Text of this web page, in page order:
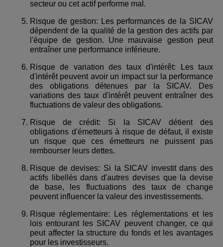
secteur ou cet actif performe mal.
Risque de gestion: Les performances de la SICAV
dépendent de la qualité de la gestion des actifs par
l'équipe de gestion. Une mauvaise gestion peut
entraîner une performance inférieure.
Risque de variation des taux d'intérêt: Les taux
d'intérêt peuvent avoir un impact sur la performance
des obligations détenues par la SICAV. Des
variations des taux d'intérêt peuvent entraîner des
fluctuations de valeur des obligations.
Risque de crédit: Si la SICAV détient des
obligations d'émetteurs à risque de défaut, il existe
un risque que ces émetteurs ne puissent pas
rembourser leurs dettes.
Risque de devises: Si la SICAV investit dans des
actifs libellés dans d'autres devises que la devise
de base, les fluctuations des taux de change
peuvent influencer la valeur des investissements.
Risque réglementaire: Les réglementations et les
lois entourant les SICAV peuvent changer, ce qui
peut affecter la structure du fonds et les avantages
pour les investisseurs.